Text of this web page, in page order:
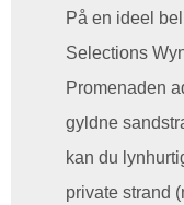
På en ideel
Selections
Promenaden
gyldne
kan du
private strand